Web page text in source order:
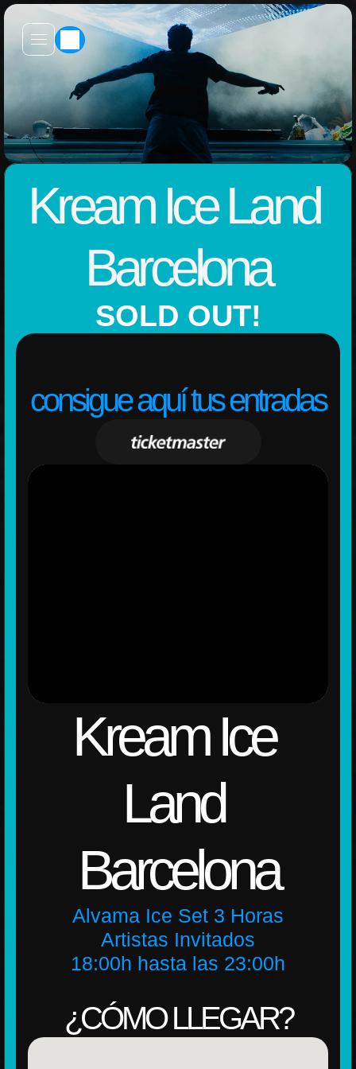
Kream Ice Land
Barcelona
SOLD OUT!
consigue aquí tus entradas
Kream Ice
Land
Barcelona
Alvama Ice Set 3 Horas
Artistas Invitados
18:00h hasta las 23:00h
¿CÓMO LLEGAR?